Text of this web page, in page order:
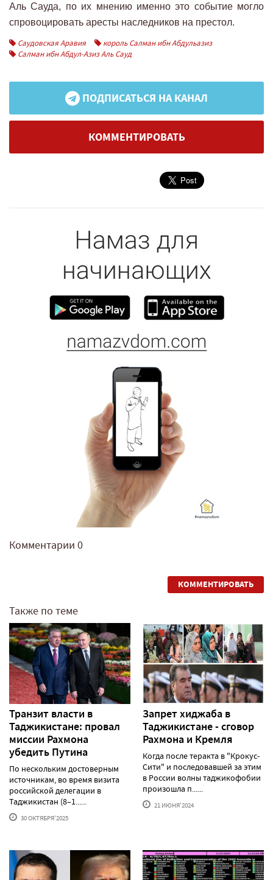
Аль Сауда, по их мнению именно это событие могло
спровоцировать аресты наследников на престол.
Саудовская Аравия
король Салман ибн Абдульазиз
Салман ибн Абдул-Азиз Аль Сауд
ПОДПИСАТЬСЯ НА КАНАЛ
КОММЕНТИРОВАТЬ
Комментарии 0
КОММЕНТИРОВАТЬ
Также по теме
Транзит власти в
Таджикистане: провал
миссии Рахмона
убедить Путина
По нескольким достоверным
источникам, во время визита
российской делегации в
Таджикистан (8–1......
30 ОКТЯБРЯ'2025
Запрет хиджаба в
Таджикистане - сговор
Рахмона и Кремля
Когда после теракта в "Крокус-
Сити" и последовавшей за этим
в России волны таджикофобии
произошла п......
21 ИЮНЯ'2024